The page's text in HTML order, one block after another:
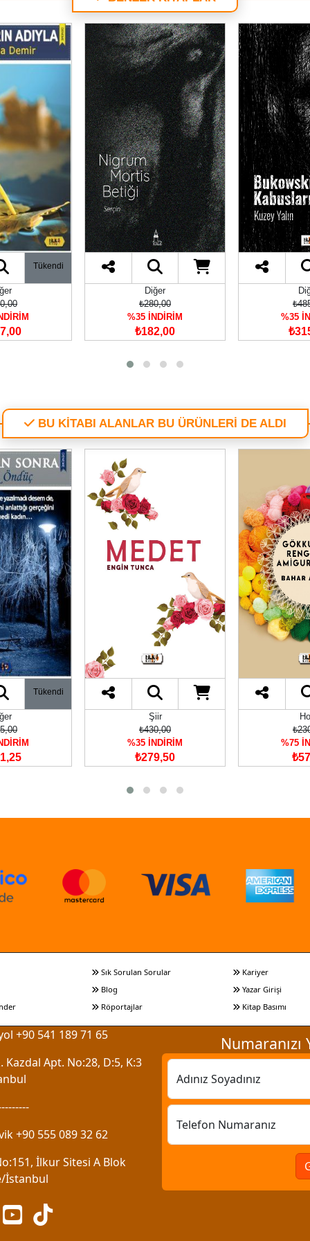
Tükendi
Diğer
₺280,00
%35 İNDİRİM
₺182,00
%35
BU KİTABI ALANLAR BU ÜRÜNLERİ DE ALDI
Tükendi
Şiir
₺430,00
%35 İNDİRİM
₺279,50
%75
Sık Sorulan Sorular
Blog
Röportajlar
Kariyer
Yazar Girişi
Kitap Basımı
+90 541 189 71 65
Kazdal Apt. No:28, D:5, K:3
+90 555 089 32 62
İlkur Sitesi A Blok
İstanbul
Numaranızı
Adınız Soyadınız
Telefon Numaranız